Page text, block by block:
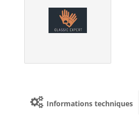
Informations techniques